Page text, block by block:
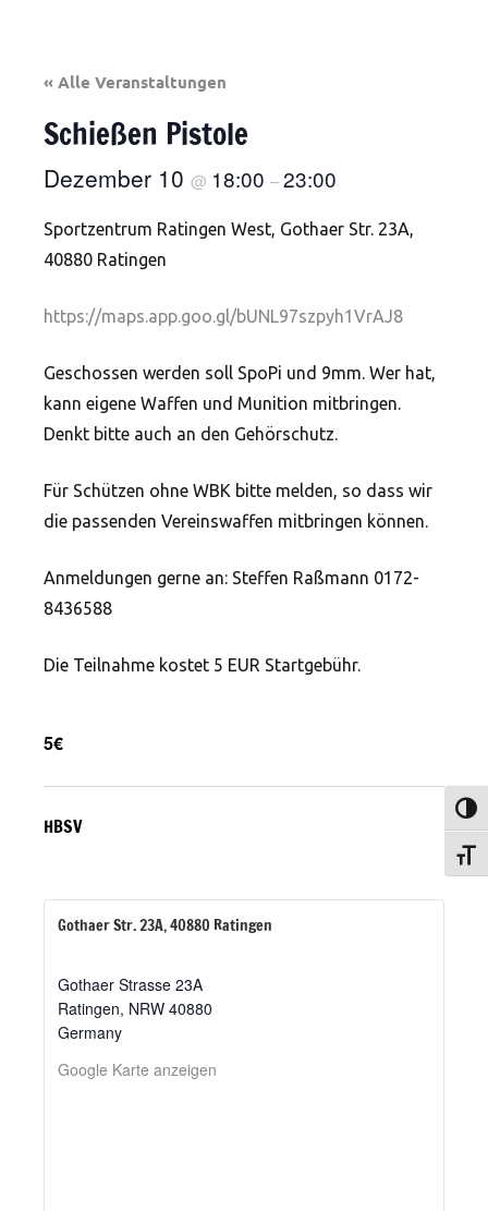
« Alle Veranstaltungen
Schießen Pistole
Dezember 10 @ 18:00 –23:00
Sportzentrum Ratingen West, Gothaer Str. 23A,
40880 Ratingen
https://maps.app.goo.gl/bUNL97szpyh1VrAJ8
Geschossen werden soll SpoPi und 9mm. Wer hat,
kann eigene Waffen und Munition mitbringen.
Denkt bitte auch an den Gehörschutz.
Für Schützen ohne WBK bitte melden, so dass wir
die passenden Vereinswaffen mitbringen können.
Anmeldungen gerne an: Steffen Raßmann 0172-
8436588
Die Teilnahme kostet 5 EUR Startgebühr.
5€
HBSV
Gothaer Str. 23A, 40880 Ratingen
Gothaer Strasse 23A
Ratingen, NRW 40880
Germany
Google Karte anzeigen